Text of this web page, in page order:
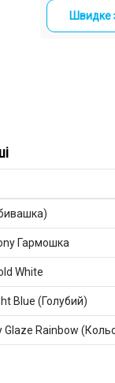
Швидке
Гармошка
White
Blue (Голубий)
Rainbow